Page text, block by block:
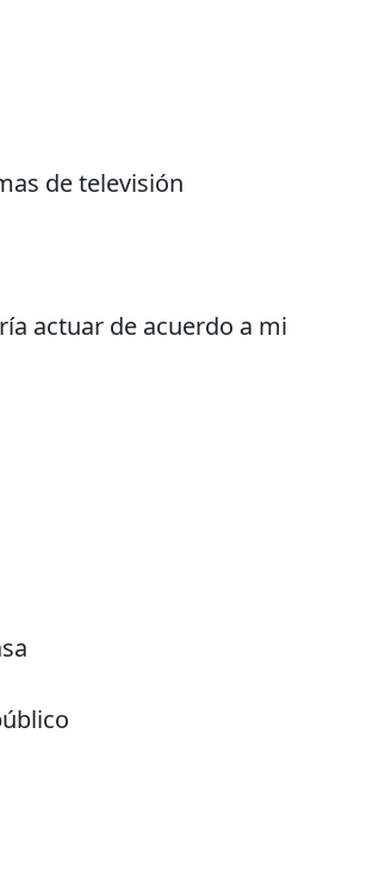
de televisión
actuar de acuerdo a mi